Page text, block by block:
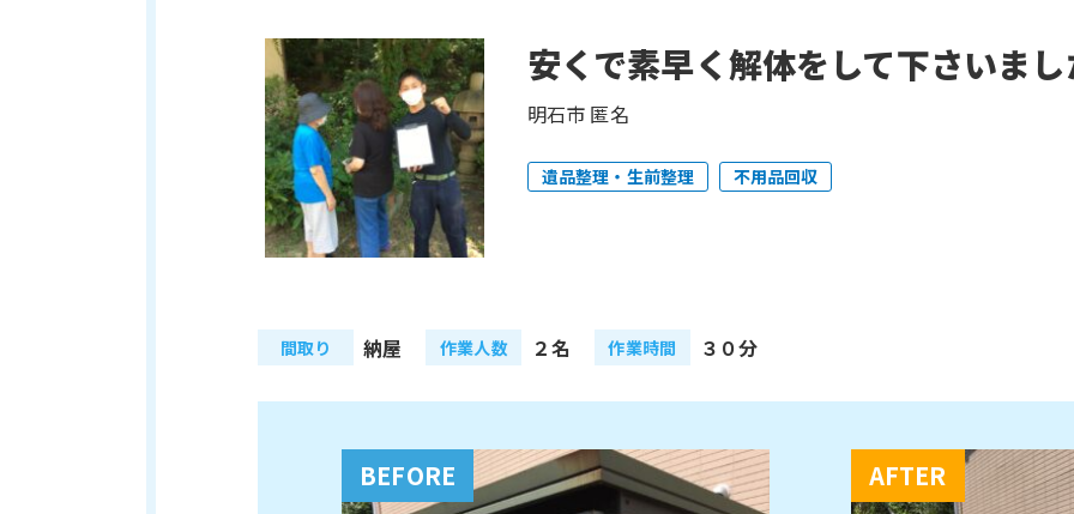
安くで素早く解体をして下さいま
明石市 匿名
遺品整理・生前整理 不用品回収
間取り 納屋 作業人数 ２名 作業時間 ３０分